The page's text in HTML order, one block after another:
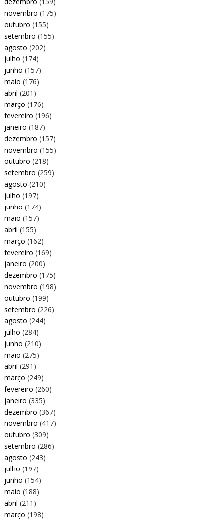
novembro (175)
outubro (155)
setembro (155)
agosto (202)
julho (174)
junho (157)
maio (176)
abril (201)
março (176)
fevereiro (196)
janeiro (187)
dezembro (157)
novembro (155)
outubro (218)
setembro (259)
agosto (210)
julho (197)
junho (174)
maio (157)
abril (155)
março (162)
fevereiro (169)
janeiro (200)
dezembro (175)
novembro (198)
outubro (199)
setembro (226)
agosto (244)
julho (284)
junho (210)
maio (275)
abril (291)
março (249)
fevereiro (260)
janeiro (335)
dezembro (367)
novembro (417)
outubro (309)
setembro (286)
agosto (243)
julho (197)
junho (154)
maio (188)
abril (211)
março (198)